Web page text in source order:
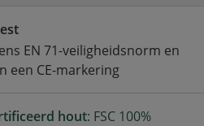
EN 71-veiligheidsnorm en
een CE-markering
hout: FSC 100%